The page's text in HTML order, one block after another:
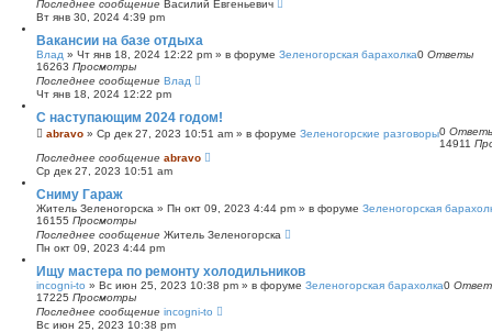
Последнее сообщение Василий Евгеньевич
Вт янв 30, 2024 4:39 pm
Вакансии на базе отдыха
Влад » Чт янв 18, 2024 12:22 pm » в форуме Зеленогорская барахолка0 Ответы
16263 Просмотры
Последнее сообщение Влад
Чт янв 18, 2024 12:22 pm
С наступающим 2024 годом!
abravo » Ср дек 27, 2023 10:51 am » в форуме Зеленогорские разговоры0
14911
Последнее сообщение abravo
Ср дек 27, 2023 10:51 am
Сниму Гараж
Житель Зеленогорска » Пн окт 09, 2023 4:44 pm » в форуме Зеленогорская
16155 Просмотры
Последнее сообщение Житель Зеленогорска
Пн окт 09, 2023 4:44 pm
Ищу мастера по ремонту холодильников
incogni-to » Вс июн 25, 2023 10:38 pm » в форуме Зеленогорская барахолка0
17225 Просмотры
Последнее сообщение incogni-to
Вс июн 25, 2023 10:38 pm